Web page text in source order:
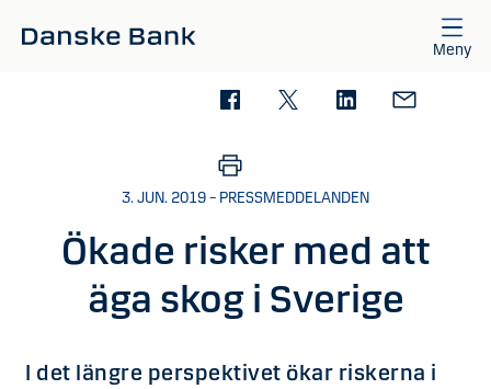
Meny
3. JUN. 2019 – PRESSMEDDELANDEN
Ökade risker med att
äga skog i Sverige
I det längre perspektivet ökar riskerna i